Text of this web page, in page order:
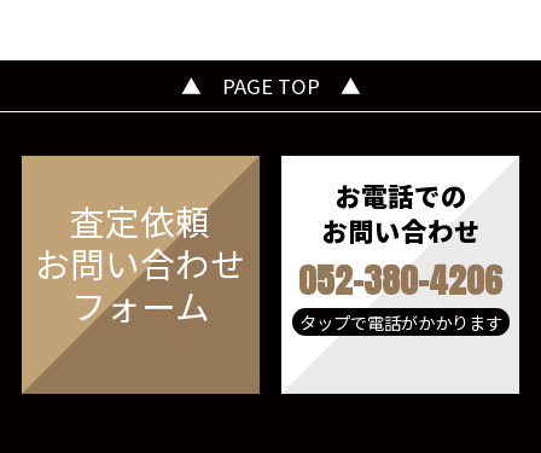
▲ PAGE TOP ▲
査定依頼
お問い合わせ
フォーム
お電話での
お問い合わせ
052-380-4206
タップで電話がかかります